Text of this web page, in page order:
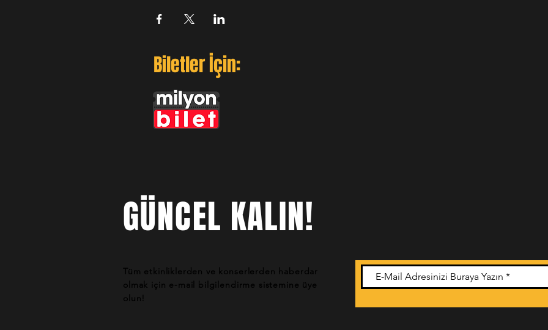
Biletler İçin:
GÜNCEL KALIN!
Tüm etkinliklerden ve konserlerden haberdar
olmak için e-mail bilgilendirme sistemine üye
olun!